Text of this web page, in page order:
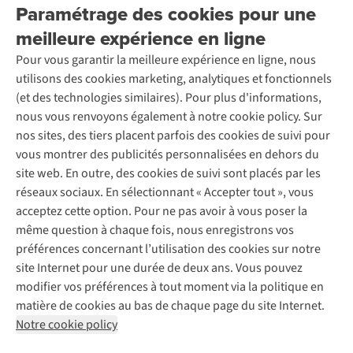
Paramétrage des cookies pour une
meilleure expérience en ligne
Pour vous garantir la meilleure expérience en ligne, nous
utilisons des cookies marketing, analytiques et fonctionnels
(et des technologies similaires). Pour plus d'informations,
nous vous renvoyons également à notre cookie policy. Sur
nos sites, des tiers placent parfois des cookies de suivi pour
vous montrer des publicités personnalisées en dehors du
site web. En outre, des cookies de suivi sont placés par les
réseaux sociaux. En sélectionnant « Accepter tout », vous
acceptez cette option. Pour ne pas avoir à vous poser la
même question à chaque fois, nous enregistrons vos
préférences concernant l’utilisation des cookies sur notre
site Internet pour une durée de deux ans. Vous pouvez
modifier vos préférences à tout moment via la politique en
matière de cookies au bas de chaque page du site Internet.
Notre cookie policy
Rétractation d'une commande
Entretien & réparations
Garantie
Contactez-nous
À propos d’Ayacucho
Nos magasins
À propos d’A.S.Adventure
Déclaration d'accessibilité
Location / Location sports d’hiver
Entretien de ski
Service de lavage
Entretien de chaussures
Réparation de chaussures
Réparation de vêtements
Retouches
Pour les entreprises
Découvrez
A.S.Magazine
Explore Camp
Gear Check
Expertise & conseils
Abonnez-vous à la newsletter
Suivez-nous
Mentions légales
Politique de confidentialité
Conditions générales
Cookie Policy
AS Adventure Luxemburg SA,